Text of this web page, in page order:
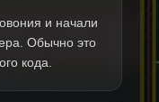
и начали
Обычно это
кода.